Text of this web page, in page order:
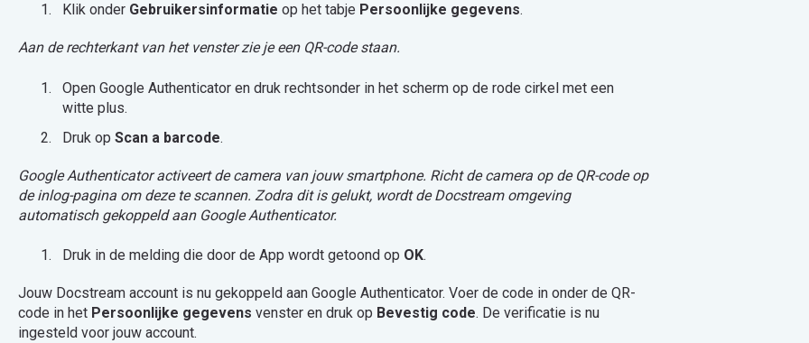
Klik onder Gebruikersinformatie op het tabje Persoonlijke gegevens.
Aan de rechterkant van het venster zie je een QR-code staan.
Open Google Authenticator en druk rechtsonder in het scherm op de rode cirkel met een
witte plus.
Druk op Scan a barcode.
Google Authenticator activeert de camera van jouw smartphone. Richt de camera op de QR-code op
de inlog-pagina om deze te scannen. Zodra dit is gelukt, wordt de Docstream omgeving
automatisch gekoppeld aan Google Authenticator.
Druk in de melding die door de App wordt getoond op OK.
Jouw Docstream account is nu gekoppeld aan Google Authenticator. Voer de code in onder de QR-
code in het Persoonlijke gegevens venster en druk op Bevestig code. De verificatie is nu
ingesteld voor jouw account.